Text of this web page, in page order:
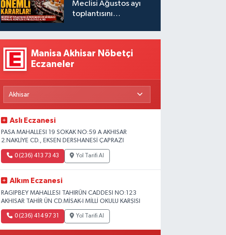
Meclisi Ağustos ayı
toplantısını
Manisa Akhisar Nöbetçi
Eczaneler
Aslı Eczanesi
PASA MAHALLESI 19 SOKAK NO:59 A AKHISAR
2.NAKLİYE CD., EKSEN DERSHANESİ ÇAPRAZI
0 (236) 413 73 43 Yol Tarifi Al
Alkım Eczanesi
RAGIPBEY MAHALLESI TAHIRÜN CADDESI NO:123
AKHISAR TAHİR ÜN CD.MİSAK-I MİLLİ OKULU KARŞISI
0 (236) 414 97 31 Yol Tarifi Al